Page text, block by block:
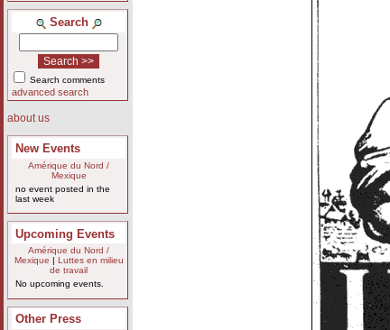
Search
Search comments
advanced search
about us
New Events
Amérique du Nord /
Mexique
no event posted in the
last week
Upcoming Events
Amérique du Nord /
Mexique
Luttes en milieu
de travail
No upcoming events.
Other Press